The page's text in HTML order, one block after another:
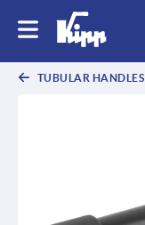
TUBULAR HANDLES